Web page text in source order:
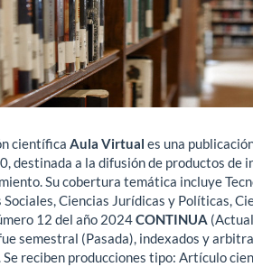
científica Aula Virtual es una
destinada a la difusión de productos
Su cobertura temática incluye
Ciencias Jurídicas y Políticas,
12 del año 2024CONTINUA
semestral (Pasada), indexados y
Se reciben producciones tipo: Artículo